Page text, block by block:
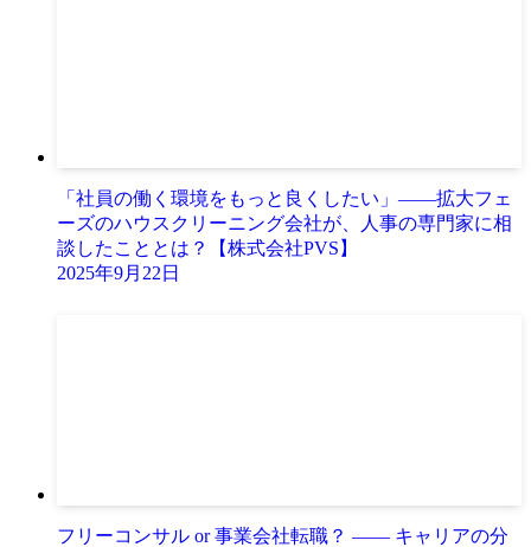
「社員の働く環境をもっと良くしたい」――拡大フェ
ーズのハウスクリーニング会社が、人事の専門家に相
談したこととは？【株式会社PVS】
2025年9月22日
フリーコンサル or 事業会社転職？ —— キャリアの分